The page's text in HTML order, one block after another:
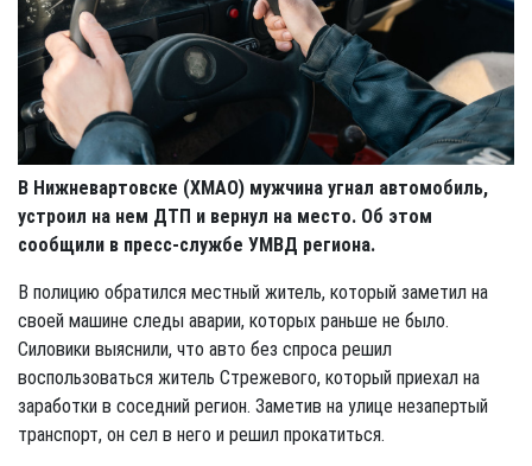
В Нижневартовске (ХМАО) мужчина угнал автомобиль,
устроил на нем ДТП и вернул на место. Об этом
сообщили в пресс-службе УМВД региона.
В полицию обратился местный житель, который заметил на
своей машине следы аварии, которых раньше не было.
Силовики выяснили, что авто без спроса решил
воспользоваться житель Стрежевого, который приехал на
заработки в соседний регион. Заметив на улице незапертый
транспорт, он сел в него и решил прокатиться.